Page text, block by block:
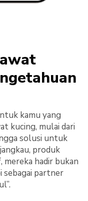
kamu yang
kucing, mulai dari
solusi untuk
produk
mereka hadir bukan
sebagai partner